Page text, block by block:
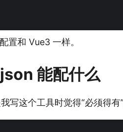
配置和 Vue3 一样。
能配什么
写这个工具时觉得“必须得有